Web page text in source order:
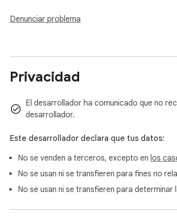
Seguimos el principio de "Privacy by Design":
dispositivo. Los únicos datos que se guardan
¡Haz clic en "Agregar a Chrome" y comienza a
Denunciar problema
Privacidad
El desarrollador ha comunicado que no
desarrollador.
Este desarrollador declara que tus datos:
No se venden a terceros, excepto en los
No se usan ni se transfieren para fines no
No se usan ni se transfieren para